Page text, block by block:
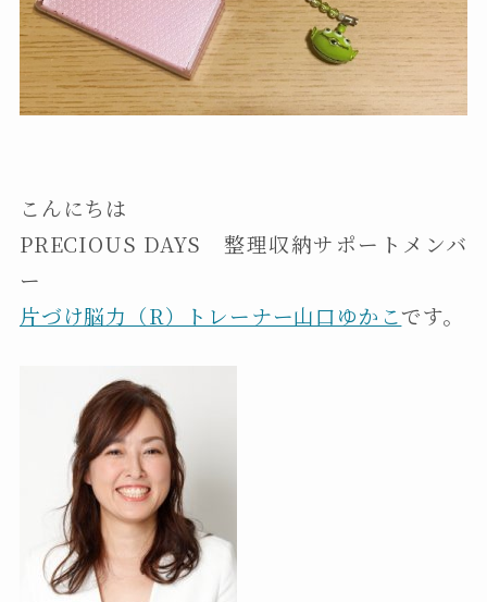
こんにちは
PRECIOUS DAYS 整理収納サポートメンバ
ー
片づけ脳力（R）トレーナー山口ゆかこです。